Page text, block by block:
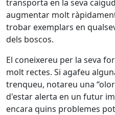
transporta en la seva
augmentar molt
trobar exemplars en
dels boscos.
El coneixereu per la seva
molt rectes. Si agafeu
trenqueu, notareu una
d'estar alerta en un futur
encara quins problemes